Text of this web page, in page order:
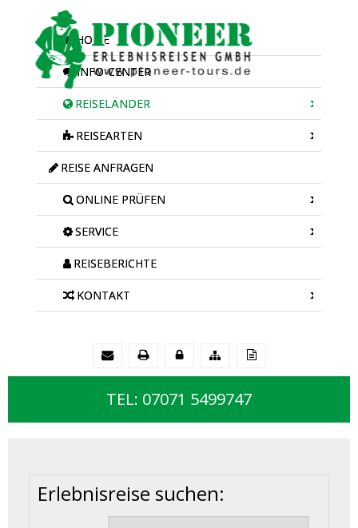
HOME
INFO-CENTER
REISELÄNDER
REISEARTEN
REISE ANFRAGEN
ONLINE PRÜFEN
SERVICE
REISEBERICHTE
KONTAKT
TEL: 07071 5499747
Erlebnisreise suchen: